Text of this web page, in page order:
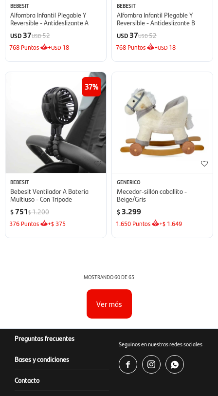
BEBESIT
Alfombra Infantil Plegable Y
Reversible - Antideslizante A
USD 37USD52
768 Puntos +USD 18
BEBESIT
Alfombra Infantil Plegable Y
Reversible - Antideslizante B
USD 37USD52
768 Puntos +USD 18
37
BEBESIT
Bebesit Ventilador A Bateria
Multiuso - Con Tripode
$751$1.200
376 Puntos +$ 375
GENERICO
Mecedor-sillón caballito -
Beige/Gris
$ 3.299
1.650 Puntos +$ 1.649
MOSTRANDO60DE65
Ver más
Preguntas frecuentes
Bases y condiciones
Contacto
Seguinos en nuestras redes sociales
  